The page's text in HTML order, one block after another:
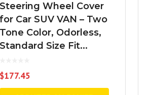
Steering Wheel Cover
for Car SUV VAN – Two
Tone Color, Odorless,
Standard Size Fit...
$177.45